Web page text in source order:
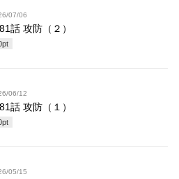
07/06
話 攻防（２）
pt
06/12
話 攻防（１）
pt
05/15